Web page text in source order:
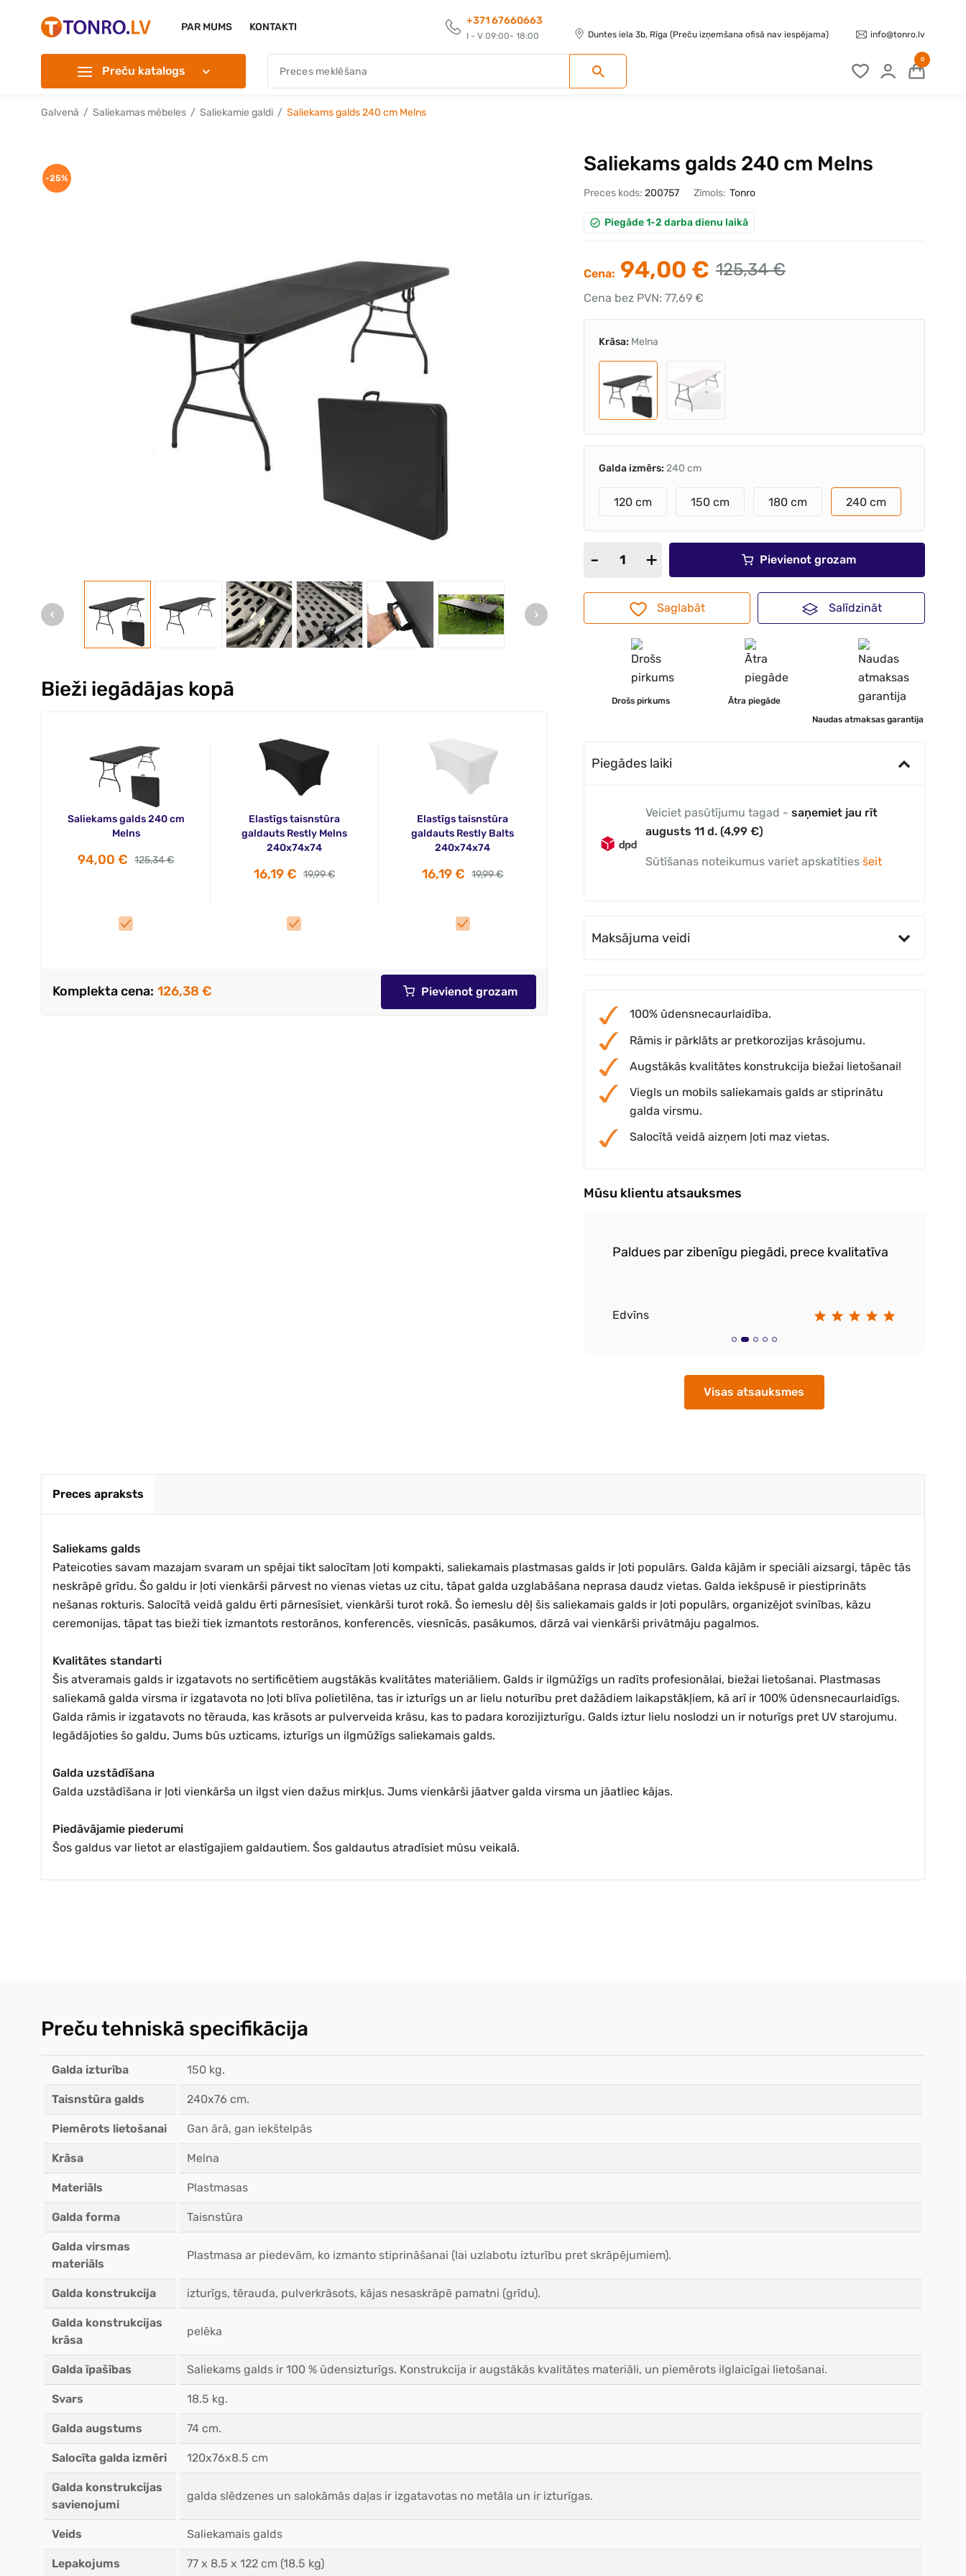
PAR MUMS KONTAKTI
+371 67660663
I - V 09:00- 18:00 Duntes iela 3b, Rīga (Preču izņemšana ofisā nav iespējama) info@tonro.lv
Preču katalogs
0
Galvenā Saliekamas mēbeles Saliekamie galdi Saliekams galds 240 cm Melns
-25%
Bieži iegādājas kopā
Saliekams galds 240 cm
Melns
94,00 € 125,34 €
Elastīgs taisnstūra
galdauts Restly Melns
240x74x74
16,19 € 19,99 €
Elastīgs taisnstūra
galdauts Restly Balts
240x74x74
16,19 € 19,99 €
Komplekta cena: 126,38 € Pievienot grozam
Saliekams galds 240 cm Melns
Preces kods: 200757 Zīmols: Tonro
Piegāde 1-2 darba dienu laikā
Cena: 94,00 € 125,34 €
Cena bez PVN: 77,69 €
Krāsa: Melna
Galda izmērs: 240 cm
120 cm 150 cm 180 cm 240 cm
Pievienot grozam
Saglabāt Salīdzināt
Drošs pirkums
Ātra piegāde
Naudas atmaksas garantija
Piegādes laiki
Veiciet pasūtījumu tagad -saņemiet jau rīt
augusts 11 d. (4,99 €)
Sūtīšanas noteikumus variet apskatītiesšeit
Maksājuma veidi
100% ūdensnecaurlaidība.
Rāmis ir pārklāts ar pretkorozijas krāsojumu.
Augstākās kvalitātes konstrukcija biežai lietošanai!
Viegls un mobils saliekamais galds ar stiprinātu
galda virsmu.
Salocītā veidā aizņem ļoti maz vietas.
Mūsu klientu atsauksmes
Paldues par zibenīgu piegādi, prece kvalitatīva
Edvīns
Visas atsauksmes
Preces apraksts
Saliekams galds
Pateicoties savam mazajam svaram un spējai tikt salocītam ļoti kompakti, saliekamais plastmasas galds ir ļoti populārs. Galda kājām ir speciāli aizsargi, tāpēc tās
neskrāpē grīdu. Šo galdu ir ļoti vienkārši pārvest no vienas vietas uz citu, tāpat galda uzglabāšana neprasa daudz vietas. Galda iekšpusē ir piestiprināts
nešanas rokturis. Salocītā veidā galdu ērti pārnesīsiet, vienkārši turot rokā. Šo iemeslu dēļ šis saliekamais galds ir ļoti populārs, organizējot svinības, kāzu
ceremonijas, tāpat tas bieži tiek izmantots restorānos, konferencēs, viesnīcās, pasākumos, dārzā vai vienkārši privātmāju pagalmos.
Kvalitātes standarti
Šis atveramais galds ir izgatavots no sertificētiem augstākās kvalitātes materiāliem. Galds ir ilgmūžīgs un radīts profesionālai, biežai lietošanai. Plastmasas
saliekamā galda virsma ir izgatavota no ļoti blīva polietilēna, tas ir izturīgs un ar lielu noturību pret dažādiem laikapstākļiem, kā arī ir 100% ūdensnecaurlaidīgs.
Galda rāmis ir izgatavots no tērauda, kas krāsots ar pulverveida krāsu, kas to padara korozijizturīgu. Galds iztur lielu noslodzi un ir noturīgs pret UV starojumu.
Iegādājoties šo galdu, Jums būs uzticams, izturīgs un ilgmūžīgs saliekamais galds.
Galda uzstādīšana
Galda uzstādīšana ir ļoti vienkārša un ilgst vien dažus mirkļus. Jums vienkārši jāatver galda virsma un jāatliec kājas.
Piedāvājamie piederumi
Šos galdus var lietot ar elastīgajiem galdautiem. Šos galdautus atradīsiet mūsu veikalā.
Preču tehniskā specifikācija
Galda izturība 150 kg.
Taisnstūra galds 240x76 cm.
Piemērots lietošanai Gan ārā, gan iekštelpās
Krāsa Melna
Materiāls Plastmasas
Galda forma Taisnstūra
Galda virsmas
materiāls
Plastmasa ar piedevām, ko izmanto stiprināšanai (lai uzlabotu izturību pret skrāpējumiem).
Galda konstrukcija izturīgs, tērauda, pulverkrāsots, kājas nesaskrāpē pamatni (grīdu).
Galda konstrukcijas
krāsa
pelēka
Galda īpašības Saliekams galds ir 100 % ūdensizturīgs. Konstrukcija ir augstākās kvalitātes materiāli, un piemērots ilglaicīgai lietošanai.
Svars 18.5 kg.
Galda augstums 74 cm.
Salocīta galda izmēri 120x76x8.5 cm
Galda konstrukcijas
savienojumi
galda slēdzenes un salokāmās daļas ir izgatavotas no metāla un ir izturīgas.
Veids Saliekamais galds
Lepakojums 77 x 8.5 x 122 cm (18.5 kg)